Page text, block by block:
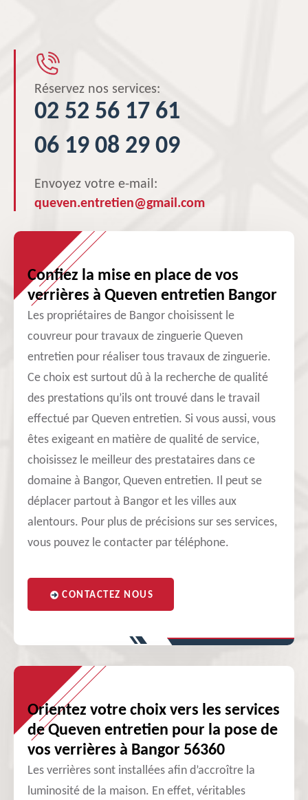
Réservez nos services:
02 52 56 17 61
06 19 08 29 09
Envoyez votre e-mail:
queven.entretien@gmail.com
Confiez la mise en place de vos
verrières à Queven entretien Bangor
Les propriétaires de Bangor choisissent le
couvreur pour travaux de zinguerie Queven
entretien pour réaliser tous travaux de zinguerie.
Ce choix est surtout dû à la recherche de qualité
des prestations qu’ils ont trouvé dans le travail
effectué par Queven entretien. Si vous aussi, vous
êtes exigeant en matière de qualité de service,
choisissez le meilleur des prestataires dans ce
domaine à Bangor, Queven entretien. Il peut se
déplacer partout à Bangor et les villes aux
alentours. Pour plus de précisions sur ses services,
vous pouvez le contacter par téléphone.
CONTACTEZ NOUS
Orientez votre choix vers les services
de Queven entretien pour la pose de
vos verrières à Bangor 56360
Les verrières sont installées afin d’accroître la
luminosité de la maison. En effet, véritables